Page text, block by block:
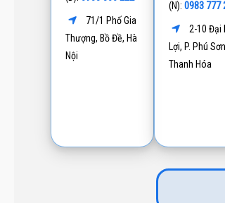
71/1 Phố Gia
Thượng, Bồ Đề, Hà
Nội
(N): 0983 777
2-10 Đại
Lợi, P. Phú
Thanh Hóa